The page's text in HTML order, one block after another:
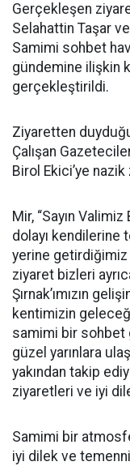
Gerçekleşen
Selahattin Taşar
Samimi sohbet
gündemine ilişkin
gerçekleştirildi.
Ziyaretten
Çalışan
Birol Ekici’ye
Mir, “Sayın
dolayı
yerine
ziyaret bizleri
Şırnak’ımızın
kentimizin
samimi bir sohbet
güzel yarınlara
yakından takip
ziyaretleri ve iyi
Samimi bir
iyi dilek ve